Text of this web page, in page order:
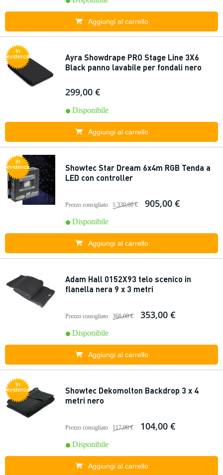
Aggiungi al carrello
In
evidenza
Ayra Showdrape PRO Stage Line 3X6
Black panno lavabile per fondali nero
299,00 €
Disponibile
Aggiungi al carrello
In
evidenza
Showtec Star Dream 6x4m RGB Tenda a
LED con controller
Prezzo consigliato 1.330,00 € 905,00 €
Disponibile
Aggiungi al carrello
Adam Hall 0152X93 telo scenico in
flanella nera 9 x 3 metri
Prezzo consigliato 368,00 € 353,00 €
Disponibile
Aggiungi al carrello
In
evidenza
Showtec Dekomolton Backdrop 3 x 4
metri nero
Prezzo consigliato 117,00 € 104,00 €
Disponibile
Aggiungi al carrello